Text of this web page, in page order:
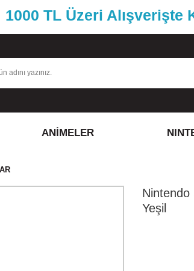
1000 TL Üzeri Alışverişte
ANİMELER
Nintendo
Yeşil